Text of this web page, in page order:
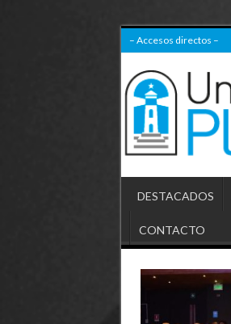
– Accesos directos –
DESTACADOS
CONTACTO